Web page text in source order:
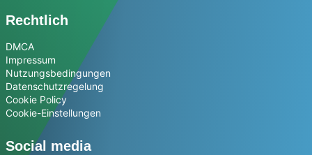
Rechtlich
DMCA
Impressum
Nutzungsbedingungen
Datenschutzregelung
Cookie Policy
Cookie-Einstellungen
Social media